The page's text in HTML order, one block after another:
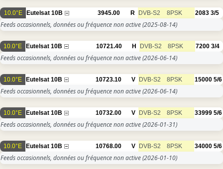
10.0°E Eutelsat 10B 3945.00 R DVB-S2 8PSK 2083 3/5
Feeds occasionnels, données ou fréquence non active(2025-08-14)
10.0°E Eutelsat 10B 10721.40 H DVB-S2 8PSK 7200 3/4
Feeds occasionnels, données ou fréquence non active(2026-06-14)
10.0°E Eutelsat 10B 10723.10 V DVB-S2 8PSK 15000 5/6
Feeds occasionnels, données ou fréquence non active(2026-06-14)
10.0°E Eutelsat 10B 10732.00 V DVB-S2 8PSK 33999 5/6
Feeds occasionnels, données ou fréquence non active(2026-01-31)
10.0°E Eutelsat 10B 10768.00 V DVB-S2 8PSK 34000 5/6
Feeds occasionnels, données ou fréquence non active(2026-01-10)